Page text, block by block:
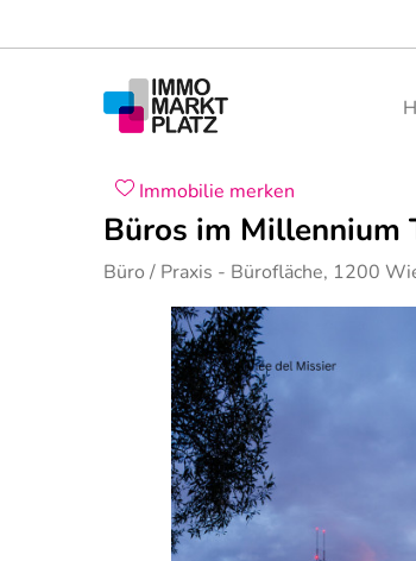
Immobilie merken
Büros im Millennium
Büro / Praxis - Bürofläche, 1200